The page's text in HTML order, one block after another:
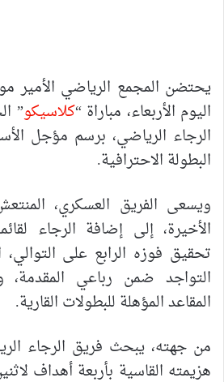
يحتضن المجمع الرياضي الأمير
اليوم الأربعاء، مباراة “كلاسيكو”
الرجاء الرياضي، برسم مؤجل
البطولة الاحترافية.
ويسعى الفريق العسكري،
الأخيرة، إلى إضافة الرجاء
تحقيق فوزه الرابع على
التواجد ضمن رباعي المقدمة،
المقاعد المؤهلة للبطولات القارية.
من جهته، يبحث فريق الرجاء
هزيمته القاسية بأربعة أهداف